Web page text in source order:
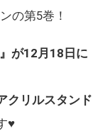
の第5巻！
が12月18日に
クリルスタンド
♥